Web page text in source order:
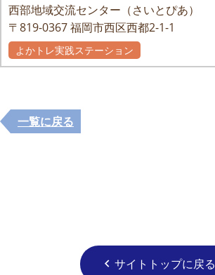
西部地域交流センター（さいとぴあ）
〒819-0367福岡市西区西都2-1-1
よかトレ実践ステーション
一覧に戻る
chevron_left サイトトップに戻る